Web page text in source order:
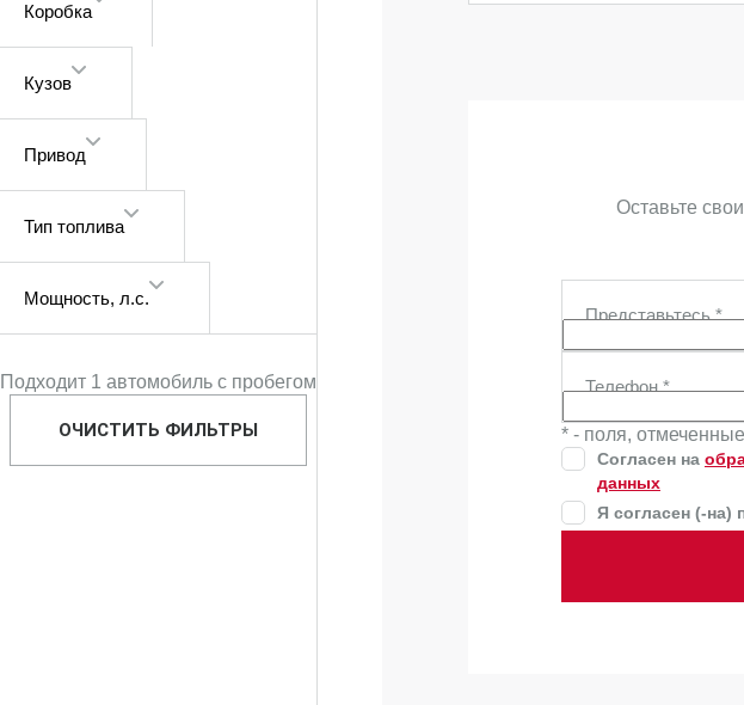
Коробка
Кузов
Привод
Тип топлива
Мощность, л.с.
Подходит 1 автомобиль с пробегом
ОЧИСТИТЬ ФИЛЬТРЫ
Оставьте
Представьтесь*
Телефон*
* - поля,
Согласен на
данных
Я согласен (-на)